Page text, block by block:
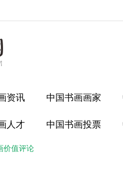
资讯 中国书画画家
人才 中国书画投票
价值评论